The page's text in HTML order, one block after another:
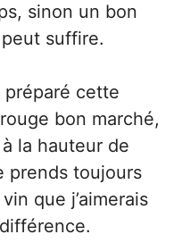
sinon un bon
suffire.
préparé cette
bon marché,
la hauteur de
prends toujours
que j’aimerais